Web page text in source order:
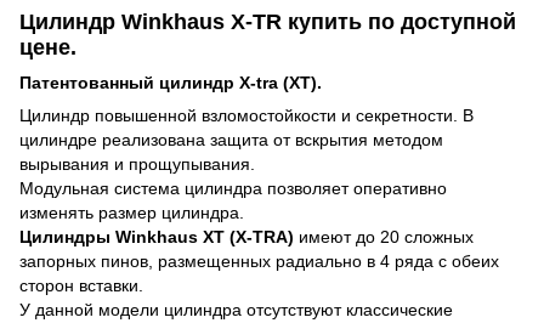
Цилиндр Winkhaus X-TR купить по доступной
цене.
Патентованный цилиндр X-tra (XT).
Цилиндр повышенной взломостойкости и секретности. В
цилиндре реализована защита от вскрытия методом
вырывания и прощупывания.
Модульная система цилиндра позволяет оперативно
изменять размер цилиндра.
Цилиндры Winkhaus XT (X-TRA) имеют до 20 сложных
запорных пинов, размещенных радиально в 4 ряда с обеих
сторон вставки.
У данной модели цилиндра отсутствуют классические